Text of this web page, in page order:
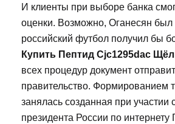
И клиенты при выборе банка
оценки. Возможно, Оганесян
российский футбол получил бы
Купить Пептид Cjc1295dac
всех процедур документ
правительство. Формированием
занялась созданная при участии
президента России по